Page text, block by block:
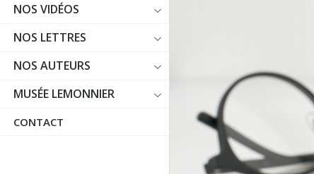
NOS VIDÉOS
NOS LETTRES
NOS AUTEURS
MUSÉE LEMONNIER
CONTACT